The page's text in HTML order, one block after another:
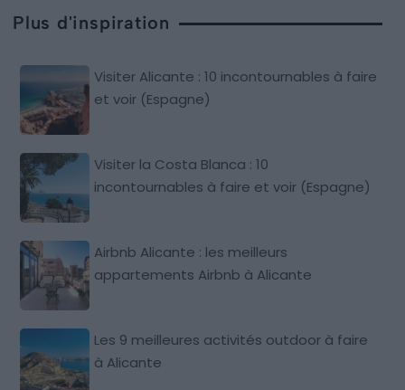
Plus d'inspiration
Visiter Alicante : 10 incontournables à faire
et voir (Espagne)
Visiter la Costa Blanca : 10
incontournables à faire et voir (Espagne)
Airbnb Alicante : les meilleurs
appartements Airbnb à Alicante
Les 9 meilleures activités outdoor à faire
à Alicante